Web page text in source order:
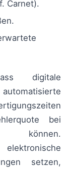
Carnet).
digitale
bei
können.
setzen,